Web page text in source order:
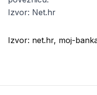
Izvor: Net.hr
Izvor: net.hr, moj-